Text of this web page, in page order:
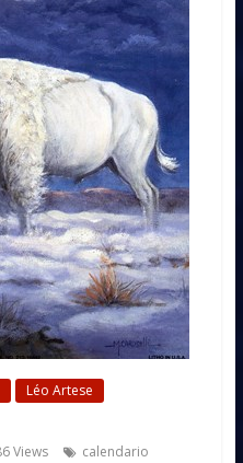
Léo Artese
Views calendario